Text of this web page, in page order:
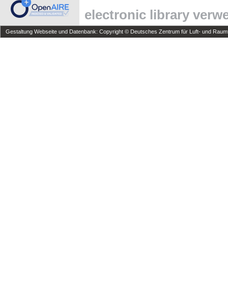
electronic library
Gestaltung Webseite und Datenbank: Copyright © Deutsches Zentrum für Luft- und